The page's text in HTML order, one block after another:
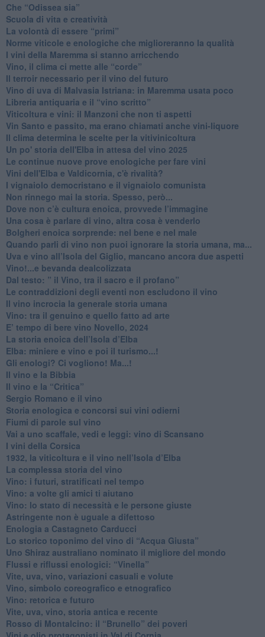
​Che “Odissea sia”
Scuola di vita e creatività
​La volontà di essere “primi”
Norme viticole e enologiche che miglioreranno la qualità
​I vini della Maremma si stanno arricchendo
Vino, il clima ci mette alle “corde”
Il terroir necessario per il vino del futuro
​Vino di uva di Malvasia Istriana: in Maremma usata poco
​Libreria antiquaria e il “vino scritto”
​Viticoltura e vini: il Manzoni che non ti aspetti
​Vin Santo e passito, ma erano chiamati anche vini-liquore
Il clima determina le scelte per la vitivinicoltura
Un po' storia dell'Elba in attesa del vino 2025
Le continue nuove prove enologiche per fare vini
Vini dell'Elba e Valdicornia, c'è rivalità?
​I vignaiolo democristano e il vignaiolo comunista
​Non rinnego mai la storia. Spesso, però...
​Dove non c’è cultura enoica, provvede l’immagine
​Una cosa è parlare di vino, altra cosa è venderlo
Bolgheri enoica sorprende: nel bene e nel male
​Quando parli di vino non puoi ignorare la storia umana, ma...
Uva e vino all’Isola del Giglio, mancano ancora due aspetti
​Vino!...e bevanda dealcolizzata
​Dal testo: ” il Vino, tra il sacro e il profano”
Le contraddizioni degli eventi non escludono il vino
​Il vino incrocia la generale storia umana
Vino: tra il genuino e quello fatto ad arte
E’ tempo di bere vino Novello, 2024
La storia enoica dell’Isola d’Elba
Elba: miniere e vino e poi il turismo...!
​Gli enologi? Ci vogliono! Ma...!
​Il vino e la Bibbia
​Il vino e la “Critica”
Sergio Romano e il vino
​Storia enologica e concorsi sui vini odierni
Fiumi di parole sul vino
​Vai a uno scaffale, vedi e leggi: vino di Scansano
​I vini della Corsica
​1932, la viticoltura e il vino nell’Isola d’Elba
​La complessa storia del vino
​Vino: i futuri, stratificati nel tempo
Vino: a volte gli amici ti aiutano
Vino: lo stato di necessità e le persone giuste
​Astringente non è uguale a difettoso
Enologia a Castagneto Carducci
Lo storico toponimo del vino di “Acqua Giusta”
Uno Shiraz australiano nominato il migliore del mondo
​Flussi e riflussi enologici: “Vinella”
Vite, uva, vino, variazioni casuali e volute
Vino, simbolo coreografico e etnografico
​Vino: retorica e futuro
​Vite, uva, vino, storia antica e recente
​Rosso di Montalcino: il “Brunello” dei poveri